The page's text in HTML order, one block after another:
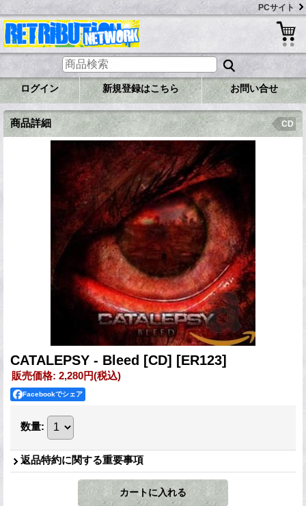
PCサイト
ログイン 新規登録はこちら お問い合せ
商品詳細 CD
CATALEPSY - Bleed [CD] [ER123]
販売価格: 2,280円(税込)
Facebookでシェア
数量:
返品特約に関する重要事項